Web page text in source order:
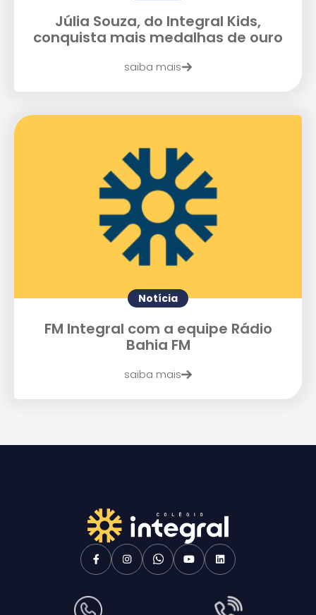
Júlia Souza, do Integral Kids,
conquista mais medalhas de ouro
saiba mais
Notícia
FM Integral com a equipe Rádio
Bahia FM
saiba mais
Enviar E-mail